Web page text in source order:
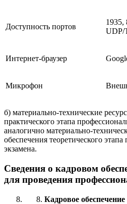
Доступность портов
1935,
UDP/
Интернет-браузер
Микрофон
б) материально-технические
практического этапа
аналогично материально-
обеспечения теоретического
экзамена.
Сведения о кадровом
для проведения
Кадровое